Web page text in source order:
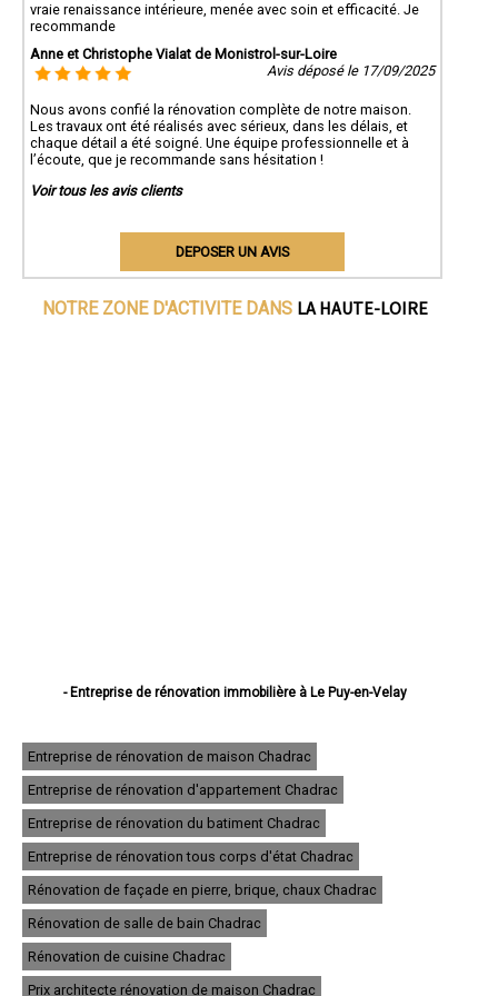
vraie renaissance intérieure, menée avec soin et efficacité. Je
recommande
Anne et Christophe Vialat de Monistrol-sur-Loire
Avis déposé le 17/09/2025
Nous avons confié la rénovation complète de notre maison.
Les travaux ont été réalisés avec sérieux, dans les délais, et
chaque détail a été soigné. Une équipe professionnelle et à
l’écoute, que je recommande sans hésitation !
Voir tous les avis clients
DEPOSER UN AVIS
NOTRE ZONE D'ACTIVITE DANS LA HAUTE-LOIRE
- Entreprise de rénovation immobilière à Le Puy-en-Velay
- Entreprise de rénovation immobilière à Brioude
- Entreprise de rénovation immobilière à Sainte-Sigolène
- Entreprise de rénovation immobilière à Aurec-sur-Loire
- Entreprise de rénovation immobilière à Saint-Just-Malmont
- Entreprise de rénovation immobilière à Brives-Charensac
- Entreprise de rénovation immobilière à Langeac
- Entreprise de rénovation immobilière à Bas-en-Basset
- Entreprise de rénovation immobilière à Espaly-Saint-Marcel
- Entreprise de rénovation immobilière à Vals-près-le-Puy
- Entreprise de rénovation immobilière à Saint-Germain-Laprade
- Entreprise de rénovation immobilière à Tence
- Entreprise de rénovation immobilière à Saint-Didier-en-Velay
- Entreprise de rénovation immobilière à Sainte-Florine
Entreprise de rénovation de maison Chadrac
Entreprise de rénovation d'appartement Chadrac
Entreprise de rénovation du batiment Chadrac
Entreprise de rénovation tous corps d'état Chadrac
Rénovation de façade en pierre, brique, chaux Chadrac
Rénovation de salle de bain Chadrac
Rénovation de cuisine Chadrac
Prix architecte rénovation de maison Chadrac